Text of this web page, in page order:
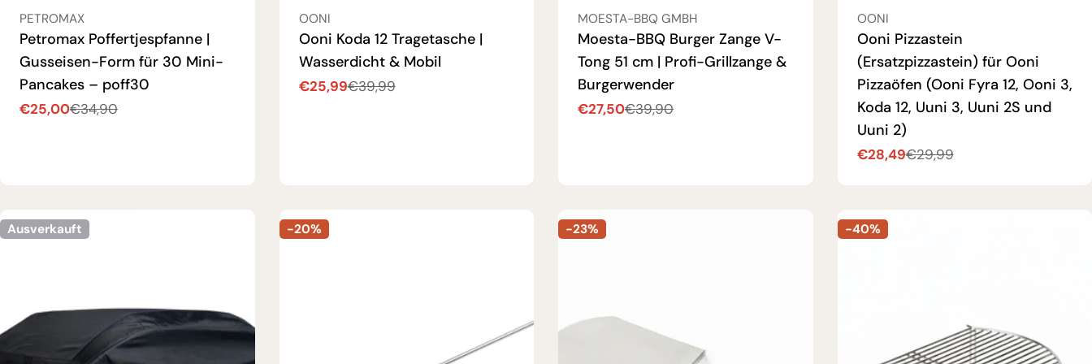
VERKÄUFER:
PETROMAX
Petromax Poffertjespfanne |
Gusseisen-Form für 30 Mini-
Pancakes – poff30
Verkaufspreis
€25,00
Regulärer€34,90
VERKÄUFER:
OONI
Ooni Koda 12 Tragetasche |
Wasserdicht & Mobil
Verkaufspreis
€25,99
Regulärer€39,99
VERKÄUFER:
MOESTA-BBQ GMBH
Moesta-BBQ Burger Zange V-
Tong 51 cm | Profi-Grillzange &
Burgerwender
Verkaufspreis
€27,50
Regulärer€39,90
VERKÄUFER:
OONI
Ooni Pizzastein
(Ersatzpizzastein) für Ooni
Pizzaöfen (Ooni Fyra 12, Ooni 3,
Koda 12, Uuni 3, Uuni 2S und
Uuni 2)
Verkaufspreis
€28,49
Regulärer€29,99
Ausverkauft -20% -23% -40%